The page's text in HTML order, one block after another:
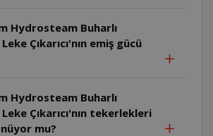
Hydrosteam Buharlı
Çıkarıcı'nın emiş gücü
Hydrosteam Buharlı
Çıkarıcı'nın tekerlekleri
mu?